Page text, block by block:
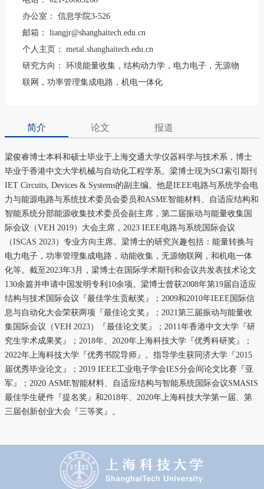
办公室： 信息学院3-526
邮箱： liangjr@shanghaitech.edu.cn
个人主页： metal.shanghaitech.edu.cn
研究方向： 环境能量收集，结构动力学，电力电子，无源物
联网，功率管理集成电路，机电一体化
简介 论文 报道
梁俊睿博士本科和硕士毕业于上海交通大学仪器科学与技术系，博士
毕业于香港中文大学机械与自动化工程学系。梁博士现为SCI索引期刊
IET Circuits, Devices & Systems的副主编。他是IEEE电路与系统学会电
力与能源电路与系统技术委员会委员和ASME智能材料、自适应结构和
智能系统分部能源收集技术委员会副主席，第二届振动与能量收集国
际会议（VEH 2019）大会主席，2023 IEEE电路与系统国际会议
（ISCAS 2023）专业方向主席。梁博士的研究兴趣包括：能量转换与
电力电子，功率管理集成电路，动能收集，无源物联网，和机电一体
化等。截至2023年3月，梁博士在国际学术期刊和会议共发表技术论文
130余篇并申请中国发明专利10余项。梁博士曾获2008年第19届自适应
结构与技术国际会议『最佳学生贡献奖』；2009和2010年IEEE国际信
息与自动化大会荣获两项『最佳论文奖』；2021第三届振动与能量收
集国际会议（VEH 2023）『最佳论文奖』；2011年香港中文大学『研
究生学术成果奖』；2018年、2020年上海科技大学『优秀科研奖』；
2022年上海科技大学『优秀书院导师』。指导学生获同济大学『2015
届优秀毕业论文』；2019 IEEE工业电子学会IES分会间论文比赛『亚
军』；2020 ASME智能材料、自适应结构与智能系统国际会议SMASIS
最佳学生硬件『提名奖』和2018年、2020年上海科技大学第一届、第
三届创新创业大会『三等奖』。